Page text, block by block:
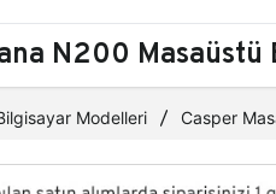
N200
Modelleri Casper